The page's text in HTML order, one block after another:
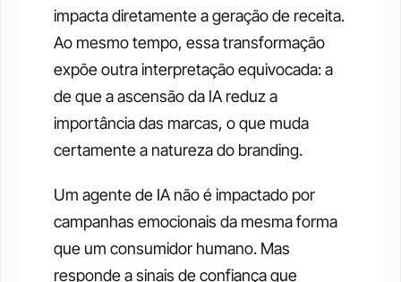
impacta diretamente a geração de receita.
Ao mesmo tempo, essa transformação
expõe outra interpretação equivocada: a
de que a ascensão da IA reduz a
importância das marcas, o que muda
certamente a natureza do branding.
Um agente de IA não é impactado por
campanhas emocionais da mesma forma
que um consumidor humano. Mas
responde a sinais de confiança que